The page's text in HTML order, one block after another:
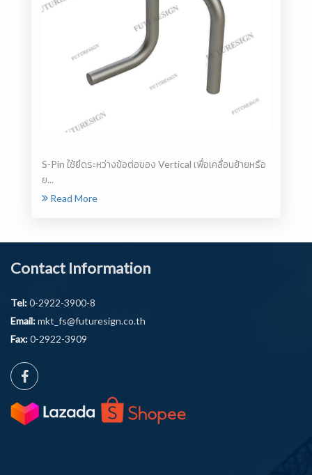
S-Pin ใช้ยึดระหว่างข้อต่อของ Vertical เพื่อเคลื่อนย้ายหรือ
ย...
Read More
Contact Information
Tel:0-2922-3900-8
Email:mkt_fs@futuresign.co.th
Fax:0-2922-3909